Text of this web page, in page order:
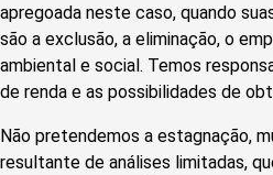
apregoada neste caso, quando
são a exclusão, a eliminação, o
ambiental e social. Temos
de renda e as possibilidades de
Não pretendemos a estagnação,
resultante de análises limitadas,